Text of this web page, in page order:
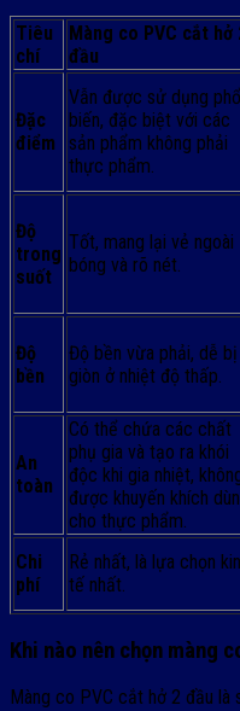
Tiêu
chí
Màng co PVC cắt hở
đầu
Đặc
điểm
Vẫn được sử dụng phổ
biến, đặc biệt với các
sản phẩm không phải
thực phẩm.
Độ
trong
suốt
Tốt, mang lại vẻ ngoài
bóng và rõ nét.
Độ
bền
Độ bền vừa phải, dễ bị
giòn ở nhiệt độ thấp.
An
toàn
Có thể chứa các chất
phụ gia và tạo ra khói
độc khi gia nhiệt,
được khuyến khích
cho thực phẩm.
Chi
phí
Rẻ nhất, là lựa chọn
tế nhất.
Khi nào nên chọn màng
Màng co PVC cắt hở 2 đầu là